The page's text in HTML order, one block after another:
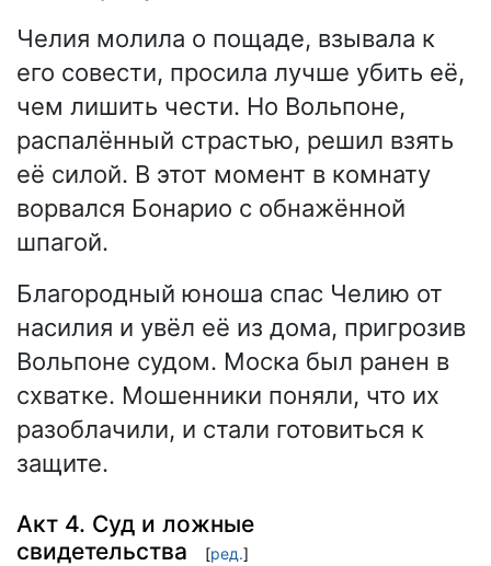
Челия молила о пощаде, взывала к
его совести, просила лучше убить её,
чем лишить чести. Но Вольпоне,
распалённый страстью, решил взять
её силой. В этот момент в комнату
ворвался Бонарио с обнажённой
шпагой.
Благородный юноша спас Челию от
насилия и увёл её из дома, пригрозив
Вольпоне судом. Моска был ранен в
схватке. Мошенники поняли, что их
разоблачили, и стали готовиться к
защите.
Акт 4. Суд и ложные
свидетельства
[ред.]